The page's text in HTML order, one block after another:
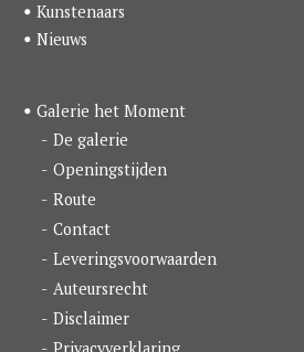
Kunstenaars
Nieuws
Galerie het Moment
De galerie
Openingstijden
Route
Contact
Leveringsvoorwaarden
Auteursrecht
Disclaimer